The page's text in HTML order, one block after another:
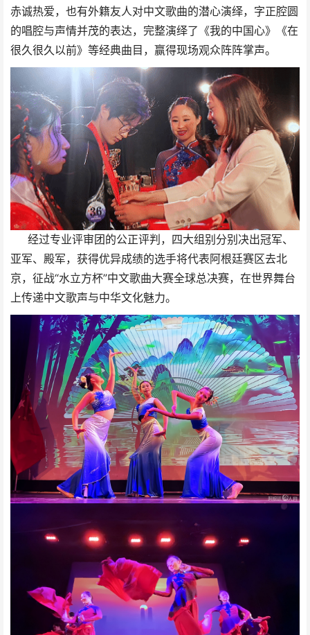
赤诚热爱，也有外籍友人对中文歌曲的潜心演绎，字正腔圆
的唱腔与声情并茂的表达，完整演绎了《我的中国心》《在
很久很久以前》等经典曲目，赢得现场观众阵阵掌声。
经过专业评审团的公正评判，四大组别分别决出冠军、
亚军、殿军，获得优异成绩的选手将代表阿根廷赛区去北
京，征战“水立方杯”中文歌曲大赛全球总决赛，在世界舞台
上传递中文歌声与中华文化魅力。